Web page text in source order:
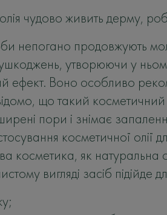
чудово живить дерму,
непогано продовжують
утворюючи у
ефект. Воно особливо
що такий
пори і знімає
косметичної олії
косметика, як натуральна
вигляді засіб підійде